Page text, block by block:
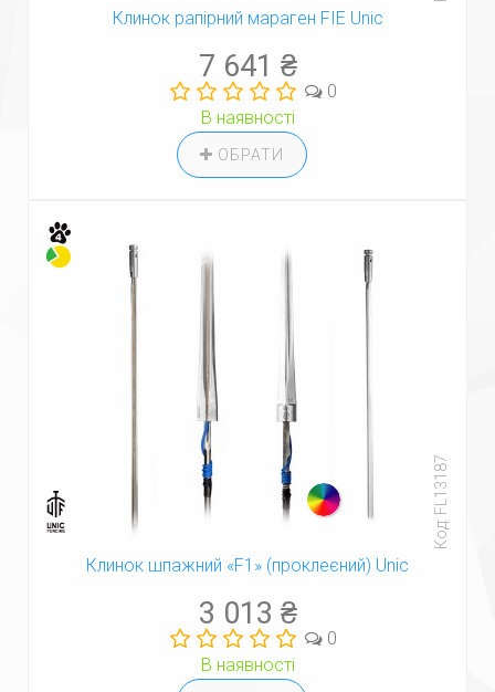
Клинок рапірний мараген FIE Unic
7 641 ₴
0
В наявності
ОБРАТИ
Код: FL13187
Клинок шпажний «F1» (проклеєний) Unic
3 013 ₴
0
В наявності